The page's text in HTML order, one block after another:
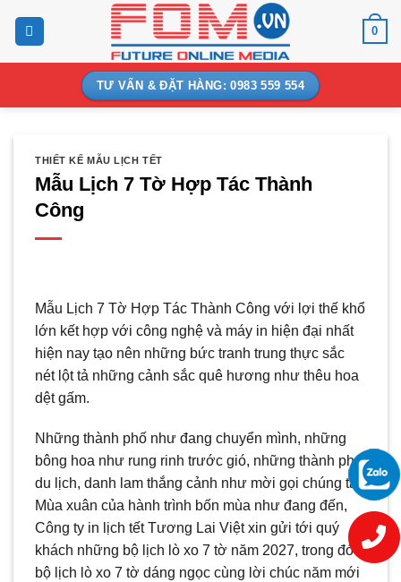
0
TƯ VẤN & ĐẶT HÀNG: 0983 559 554
THIẾT KẾ MẪU LỊCH TẾT
Mẫu Lịch 7 Tờ Hợp Tác Thành
Công
Mẫu Lịch 7 Tờ Hợp Tác Thành Công với lợi thế khổ
lớn kết hợp với công nghệ và máy in hiện đại nhất
hiện nay tạo nên những bức tranh trung thực sắc
nét lột tả những cảnh sắc quê hương như thêu hoa
dệt gấm.
Những thành phố như đang chuyển mình, những
bông hoa như rung rinh trước gió, những thành phố
du lịch, danh lam thắng cảnh như mời gọi chúng ta.
Mùa xuân của hành trình bốn mùa như đang đến,
Công ty in lịch tết Tương Lai Việt xin gửi tới quý
khách những bộ lịch lò xo 7 tờ năm 2027, trong đó
bộ lịch lò xo 7 tờ dáng ngọc cùng lời chúc năm mới